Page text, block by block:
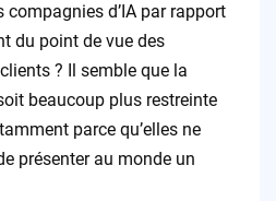
d’IA par rapport
du point de vue des
? Il semble que la
beaucoup plus restreinte
parce qu’elles ne
présenter au monde un